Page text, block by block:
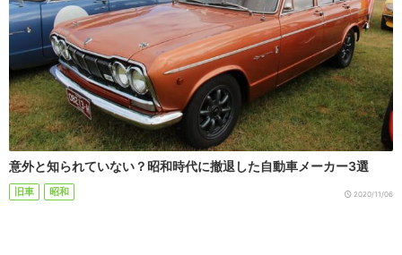
意外と知られていない？昭和時代に撤退した自動車メーカー3選
旧車 昭和 2020/11/06